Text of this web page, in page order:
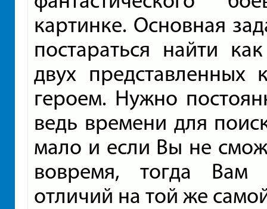
картинке. Основная
постараться найти
двух представленных
героем. Нужно
ведь времени для
мало и если Вы не
вовремя, тогда Вам
отличий на той же